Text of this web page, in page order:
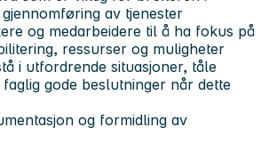
av tjenester
og medarbeidere til å ha fokus på
ressurser og muligheter
i utfordrende situasjoner, tåle
gode beslutninger når dette
og formidling av